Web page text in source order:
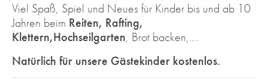
Viel Spaß, Spiel und Neues für Kinder bis und ab 10
Jahren beim Reiten, Rafting,
Klettern,Hochseilgarten, Brot backen,....
Natürlich für unsere Gästekinder kostenlos.